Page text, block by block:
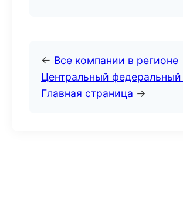
← Все компании в регионе
Центральный федеральный
Главная страница →